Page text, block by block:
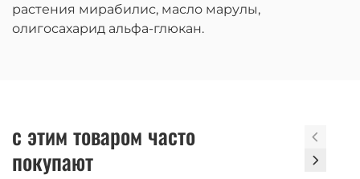
растения мирабилис, масло марулы,
олигосахарид альфа-глюкан.
с этим товаром часто
покупают